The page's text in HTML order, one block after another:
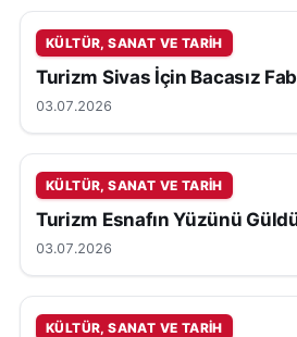
KÜLTÜR, SANAT VE TARIH
Turizm Sivas İçin Bacasız
03.07.2026
KÜLTÜR, SANAT VE TARIH
Turizm Esnafın Yüzünü
03.07.2026
KÜLTÜR, SANAT VE TARIH